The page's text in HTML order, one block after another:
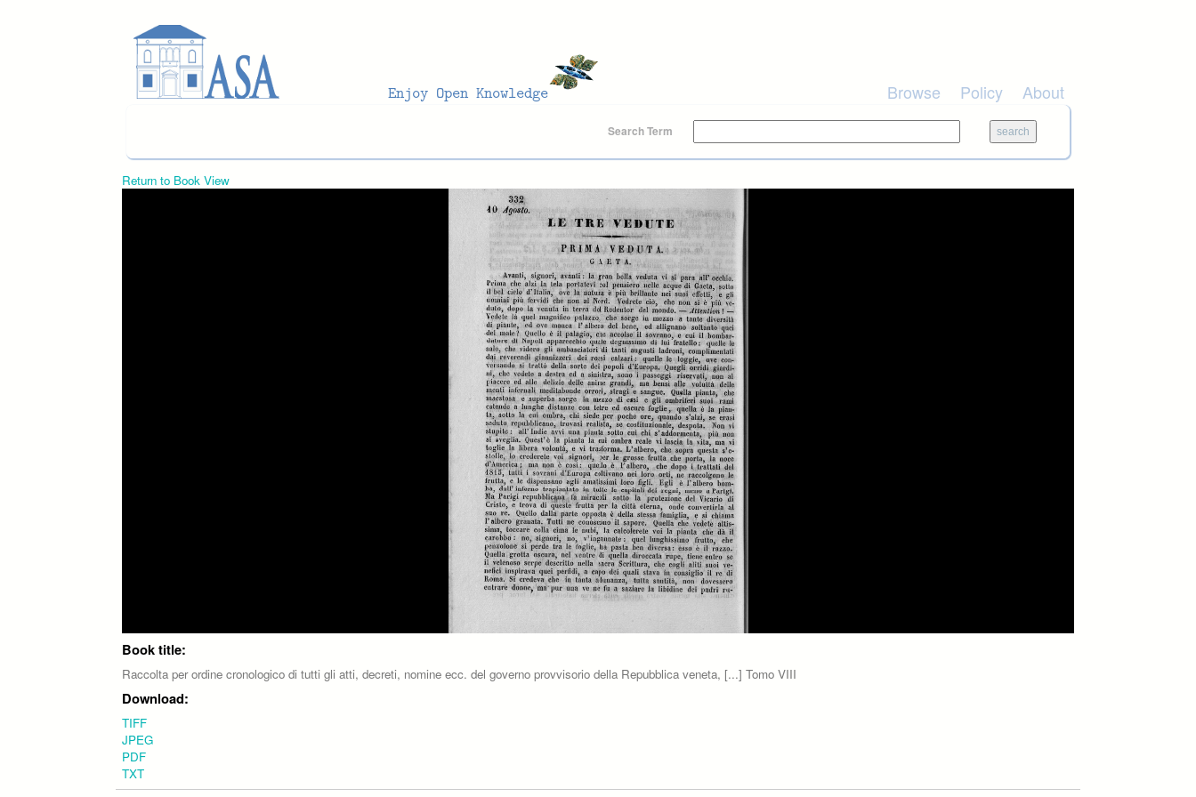
Browse Policy About
Search Term
Return to Book View
Book title:
Raccolta per ordine cronologico di tutti gli atti, decreti, nomine ecc. del governo provvisorio della Repubblica veneta, [...] Tomo VIII
Download:
TIFF
JPEG
PDF
TXT